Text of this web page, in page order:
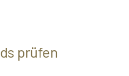
prüfen